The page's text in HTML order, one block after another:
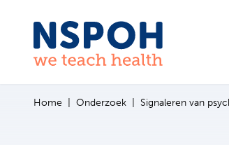
Ga naar de inhoud
Home Onderzoek Signaleren van